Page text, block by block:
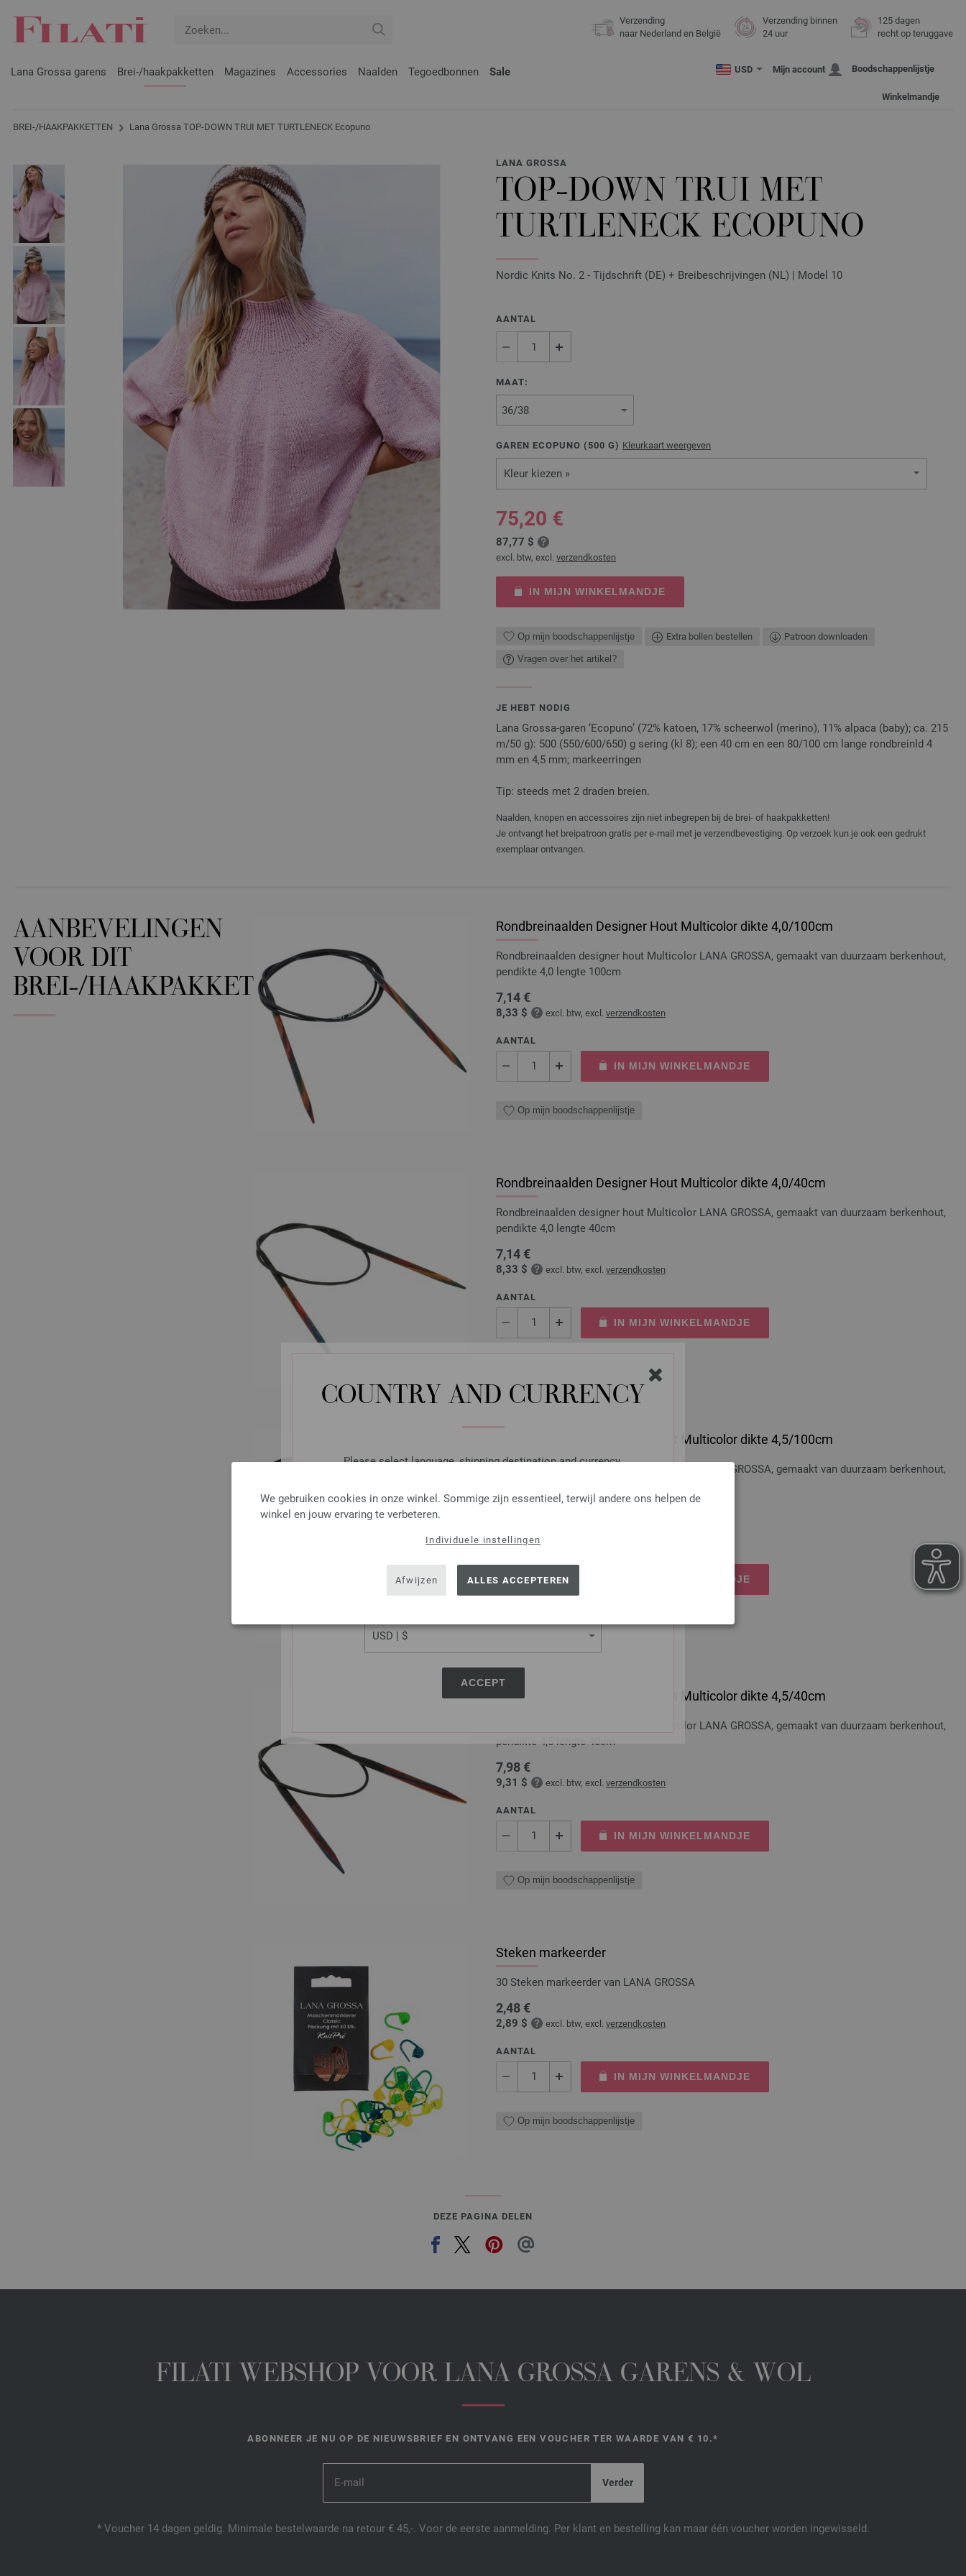
COUNTRY AND CURRENCY
Please select language, shipping destination and currency.
SHIPPING TO
USA - The United States of America
ACCEPT
We gebruiken cookies in onze winkel. Sommige zijn essentieel, terwijl andere ons helpen de
winkel en jouw ervaring te verbeteren.
Individuele instellingen
Afwijzen ALLES ACCEPTEREN
Verzending
naar Nederland en België
Verzending binnen
24 uur
125 dagen
recht op teruggave
Lana Grossa garens Brei-/haakpakketten Magazines Accessories Naalden Tegoedbonnen Sale USD Mijn account Boodschappenlijstje
Winkelmandje
BREI-/HAAKPAKKETTEN Lana Grossa TOP-DOWN TRUI MET TURTLENECK Ecopuno
LANA GROSSA
TOP-DOWN TRUI MET
TURTLENECK ECOPUNO
Nordic Knits No. 2 - Tijdschrift (DE) + Breibeschrijvingen (NL) | Model 10
AANTAL
MAAT:
GAREN ECOPUNO ( 500 G) Kleurkaart weergeven
Kleur kiezen »
75,20 €
87,77 $
excl. btw, excl. verzendkosten
IN MIJN WINKELMANDJE
Op mijn boodschappenlijstje Extra bollen bestellen Patroon downloaden
Vragen over het artikel?
JE HEBT NODIG
Lana Grossa-garen ‘Ecopuno’ (72% katoen, 17% scheerwol (merino), 11% alpaca (baby); ca. 215
m/50 g): 500 (550/600/650) g sering (kl 8); een 40 cm en een 80/100 cm lange rondbreinld 4
mm en 4,5 mm; markeerringen
Tip: steeds met 2 draden breien.
Naalden, knopen en accessoires zijn niet inbegrepen bij de brei- of haakpakketten!
Je ontvangt het breipatroon gratis per e-mail met je verzendbevestiging. Op verzoek kun je ook een gedrukt
exemplaar ontvangen.
AANBEVELINGEN
VOOR DIT
BREI-/HAAKPAKKET
Rondbreinaalden Designer Hout Multicolor dikte 4,0/100cm
Rondbreinaalden designer hout Multicolor LANA GROSSA, gemaakt van duurzaam berkenhout,
pendikte 4,0 lengte 100cm
7,14 €
8,33 $ excl. btw, excl. verzendkosten
AANTAL
IN MIJN WINKELMANDJE
Op mijn boodschappenlijstje
Rondbreinaalden Designer Hout Multicolor dikte 4,0/40cm
Rondbreinaalden designer hout Multicolor LANA GROSSA, gemaakt van duurzaam berkenhout,
pendikte 4,0 lengte 40cm
7,14 €
8,33 $ excl. btw, excl. verzendkosten
AANTAL
IN MIJN WINKELMANDJE
Rondbreinaalden Designer Hout Multicolor dikte 4,5/100cm
Rondbreinaalden designer hout Multicolor LANA GROSSA, gemaakt van duurzaam berkenhout,
IN MIJN WINKELMANDJE
Op mijn boodschappenlijstje
Rondbreinaalden Designer Hout Multicolor dikte 4,5/40cm
Rondbreinaalden designer hout Multicolor LANA GROSSA, gemaakt van duurzaam berkenhout,
pendikte 4,5 lengte 40cm
7,98 €
9,31 $ excl. btw, excl. verzendkosten
AANTAL
IN MIJN WINKELMANDJE
Op mijn boodschappenlijstje
Steken markeerder
30 Steken markeerder van LANA GROSSA
2,48 €
2,89 $ excl. btw, excl. verzendkosten
AANTAL
IN MIJN WINKELMANDJE
Op mijn boodschappenlijstje
DEZE PAGINA DELEN
FILATI WEBSHOP VOOR LANA GROSSA GARENS & WOL
ABONNEER JE NU OP DE NIEUWSBRIEF EN ONTVANG EEN VOUCHER TER WAARDE VAN € 10.*
* Voucher 14 dagen geldig. Minimale bestelwaarde na retour € 45,-. Voor de eerste aanmelding. Per klant en bestelling kan maar één voucher worden ingewisseld.